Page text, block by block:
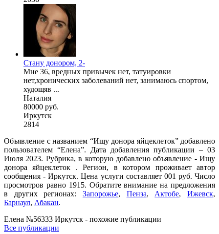
Стану донором, 2-
Мне 36, вредных привычек нет, татуировки
нет,хронических заболеваний нет, занимаюсь спортом,
худощяв ...
Наталия
80000 руб.
Иркутск
2814
Объявление с названием “Ищу донора яйцеклеток” добавлено
пользователем “Елена”. Дата добавления публикации – 03
Июля 2023. Рубрика, в которую добавлено объявление - Ищу
донора яйцеклеток . Регион, в котором проживает автор
сообщения - Иркутск. Цена услуги составляет 001 руб. Число
просмотров равно 1915. Обратите внимание на предложения
в других регионах: Запорожье, Пенза, Актобе,Ижевск,
Барнаул, Абакан.
Елена №56333 Иркутск - похожие публикации
Все публикации